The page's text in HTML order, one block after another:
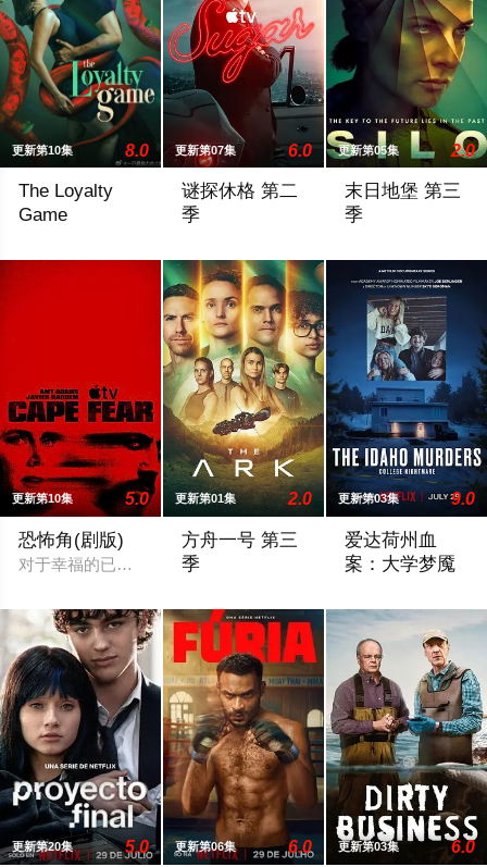
更新第10集 8.0
The Loyalty
Game
更新第07集 6.0
谜探休格 第二
季
更新第05集 2.0
末日地堡 第三
季
更新第10集 5.0
恐怖角(剧版)
对于幸福的已婚律师安娜（艾米·亚当斯 饰）和汤姆·鲍登（帕
更新第01集 2.0
方舟一号 第三
季
更新第03集 9.0
爱达荷州血
案：大学梦魇
更新第20集 5.0 更新第06集 6.0 更新第03集 6.0